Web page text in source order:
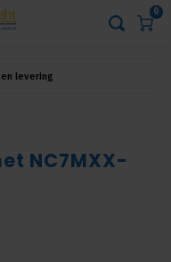
0
levering
NC7MXX-